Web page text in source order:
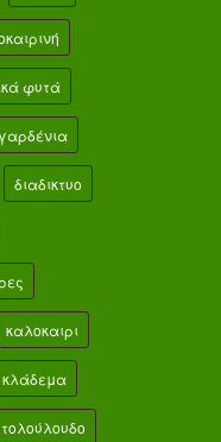
φυτά
γαρδένια
διαδικτυο
καλοκαιρι
κλάδεμα